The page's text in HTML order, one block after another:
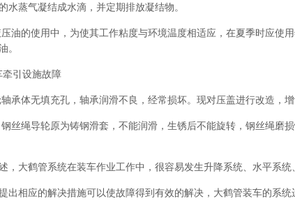
水蒸气凝结成水滴，并定期排放凝结物。
的使用中，为使其工作粘度与环境温度相适应，在夏季时应使
。
引设施故障
体无填充孔，轴承润滑不良，经常损坏。现对压盖进行改造，增
绳导轮原为铸钢滑套，不能润滑，生锈后不能旋转，钢丝绳磨
大鹤管系统在装车作业工作中，很容易发生升降系统、水平系统
相应的解决措施可以使故障得到有效的解决，大鹤管装车的系统